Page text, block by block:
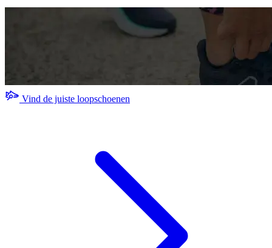
Vind de juiste loopschoenen